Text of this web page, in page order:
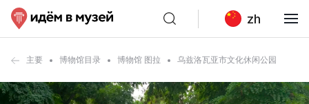
zh
主要 博物馆目录 博物馆 图拉 乌兹洛瓦亚市文化休闲公园